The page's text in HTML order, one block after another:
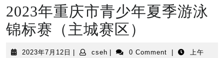
2023年重庆市青少年夏季游泳
锦标赛（主城赛区）
2023年7月12日 2023
cseh cseh 0 Comment
上午